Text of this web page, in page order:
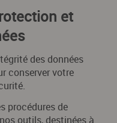
et
des données
conserver votre
procédures de
outils, destinées à